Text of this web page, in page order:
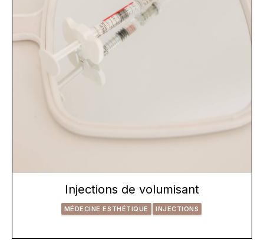
Injections de volumisant
MÉDECINE ESTHÉTIQUE INJECTIONS